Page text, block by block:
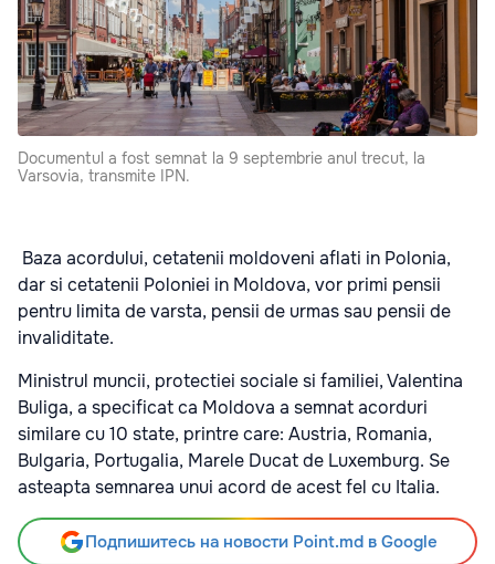
Documentul a fost semnat la 9 septembrie anul trecut, la
Varsovia, transmite IPN.
Baza acordului, cetatenii moldoveni aflati in Polonia,
dar si cetatenii Poloniei in Moldova, vor primi pensii
pentru limita de varsta, pensii de urmas sau pensii de
invaliditate.
Ministrul muncii, protectiei sociale si familiei, Valentina
Buliga, a specificat ca Moldova a semnat acorduri
similare cu 10 state, printre care: Austria, Romania,
Bulgaria, Portugalia, Marele Ducat de Luxemburg. Se
asteapta semnarea unui acord de acest fel cu Italia.
Подпишитесь на новости Point.md в Google